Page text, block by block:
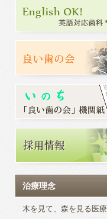
治療理念
木を見て、森を見る医療